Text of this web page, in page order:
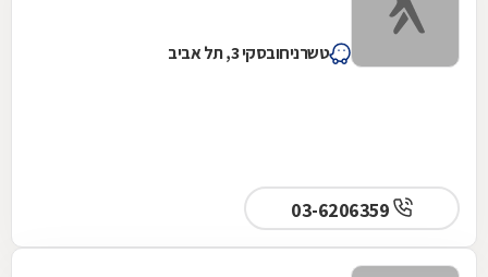
טשרניחובסקי 3, תל אביב